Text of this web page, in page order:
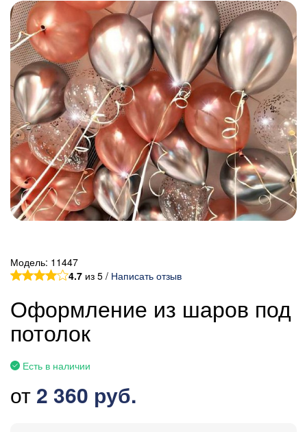
Модель: 11447
4.7 из 5 / Написать отзыв
Оформление из шаров под
потолок
Есть в наличии
от 2 360 руб.